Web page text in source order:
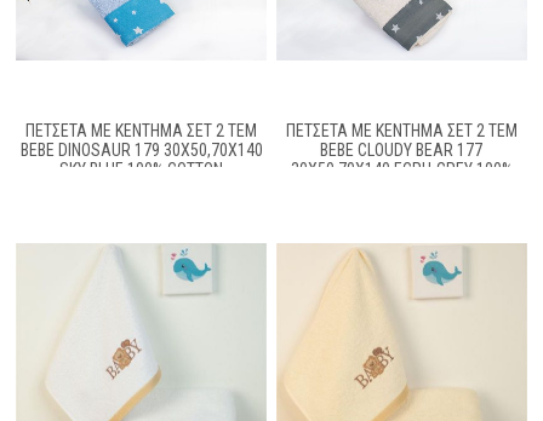
ΠΕΤΣΈΤΑ ΜΕ ΚΈΝΤΗΜΑ ΣΕΤ 2 ΤΕΜ
BEBE DINOSAUR 179 30X50,70X140
SKY BLUE 100% COTTON
ΠΕΤΣΈΤΑ ΜΕ ΚΈΝΤΗΜΑ ΣΕΤ 2 ΤΕΜ
BEBE CLOUDY BEAR 177
30X50,70X140 ECRU-GREY 100%